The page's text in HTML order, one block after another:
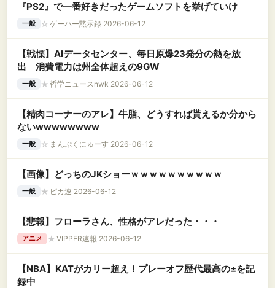
『PS2』で一番好きだったゲームソフトを挙げていけ
一般 ☆ ゲーハー黙示録 2026-06-12
【戦慄】AIデータセンター、毎日原爆23発分の熱を放
出 消費電力は州全体超えの9GW
一般 ★ 哲学ニュースnwk 2026-06-12
【精肉コーナーのアレ】牛脂、どうすれば貰えるか分から
ないwwwwwwww
一般 ☆ まんぷくにゅーす 2026-06-12
【画像】どっちのJKショーｗｗｗｗｗｗｗｗｗｗ
一般 ★ ピカ速 2026-06-12
【悲報】フローラさん、性格がアレだった・・・
アニメ ★ VIPPER速報 2026-06-12
【NBA】KATがカリー超え！プレーオフ歴代最高の±を記
録中